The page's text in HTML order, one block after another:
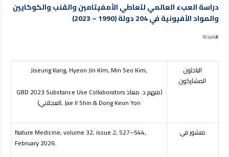
دراسة العبء العالمي لتعاطي الأمفيتامين والقنب والكوكايين
والمواد الأفيونية في 204 دولة (1990 – 2023)
الصيدلة
الباحثون
المشاركون
Jiseung Kang, Hyeon Jin Kim, Min Seo Kim,
GBD 2023 Substance Use Collaborators(منهم د. معاذ
العجلاني), Jae Il Shin & Dong Keon Yon
منشور في
Nature Medicine, volume 32, issue 2, 527–544,
February 2026.